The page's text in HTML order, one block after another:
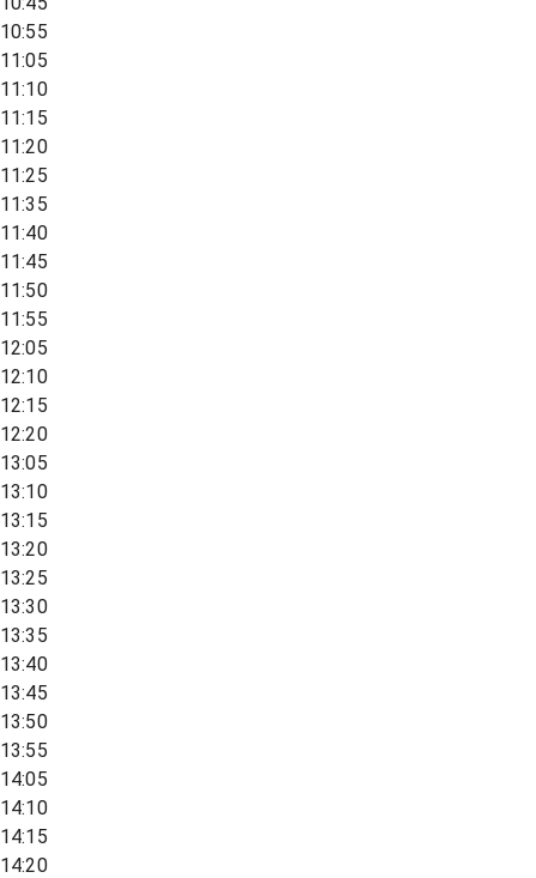
10:55
11:05
11:10
11:15
11:20
11:25
11:35
11:40
11:45
11:50
11:55
12:05
12:10
12:15
12:20
13:05
13:10
13:15
13:20
13:25
13:30
13:35
13:40
13:45
13:50
13:55
14:05
14:10
14:15
14:20